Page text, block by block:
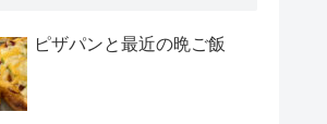
ピザパンと最近の晩ご飯